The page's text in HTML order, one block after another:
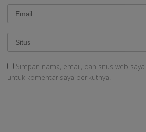
Simpan nama, email, dan situs web
untuk komentar saya berikutnya.